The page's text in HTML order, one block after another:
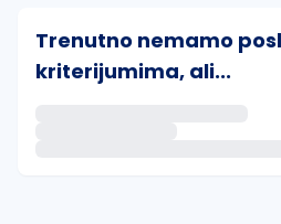
Trenutno nemamo
kriterijumima, ali...